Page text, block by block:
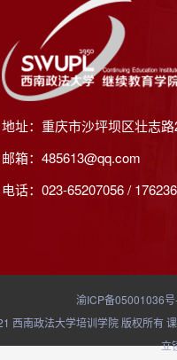
地址：重庆市沙坪坝区壮志
邮箱：485613@qq.com
电话：023-65207056 /
渝ICP备05001036
西南政法大学培训学院 版权所有
立